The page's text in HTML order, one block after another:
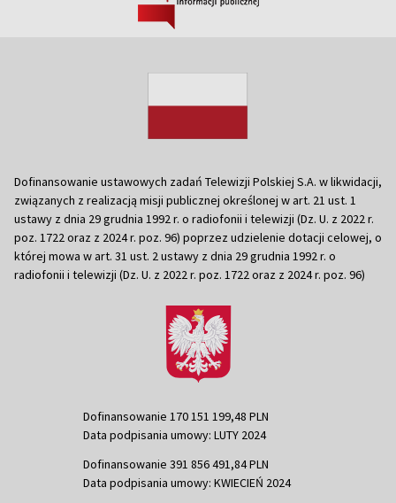
Dofinansowanie ustawowych zadań Telewizji Polskiej S.A. w likwidacji,
związanych z realizacją misji publicznej określonej w art. 21 ust. 1
ustawy z dnia 29 grudnia 1992 r. o radiofonii i telewizji (Dz. U. z 2022 r.
poz. 1722 oraz z 2024 r. poz. 96) poprzez udzielenie dotacji celowej, o
której mowa w art. 31 ust. 2 ustawy z dnia 29 grudnia 1992 r. o
radiofonii i telewizji (Dz. U. z 2022 r. poz. 1722 oraz z 2024 r. poz. 96)
Dofinansowanie 170 151 199,48 PLN
Data podpisania umowy: LUTY 2024
Dofinansowanie 391 856 491,84 PLN
Data podpisania umowy: KWIECIEŃ 2024